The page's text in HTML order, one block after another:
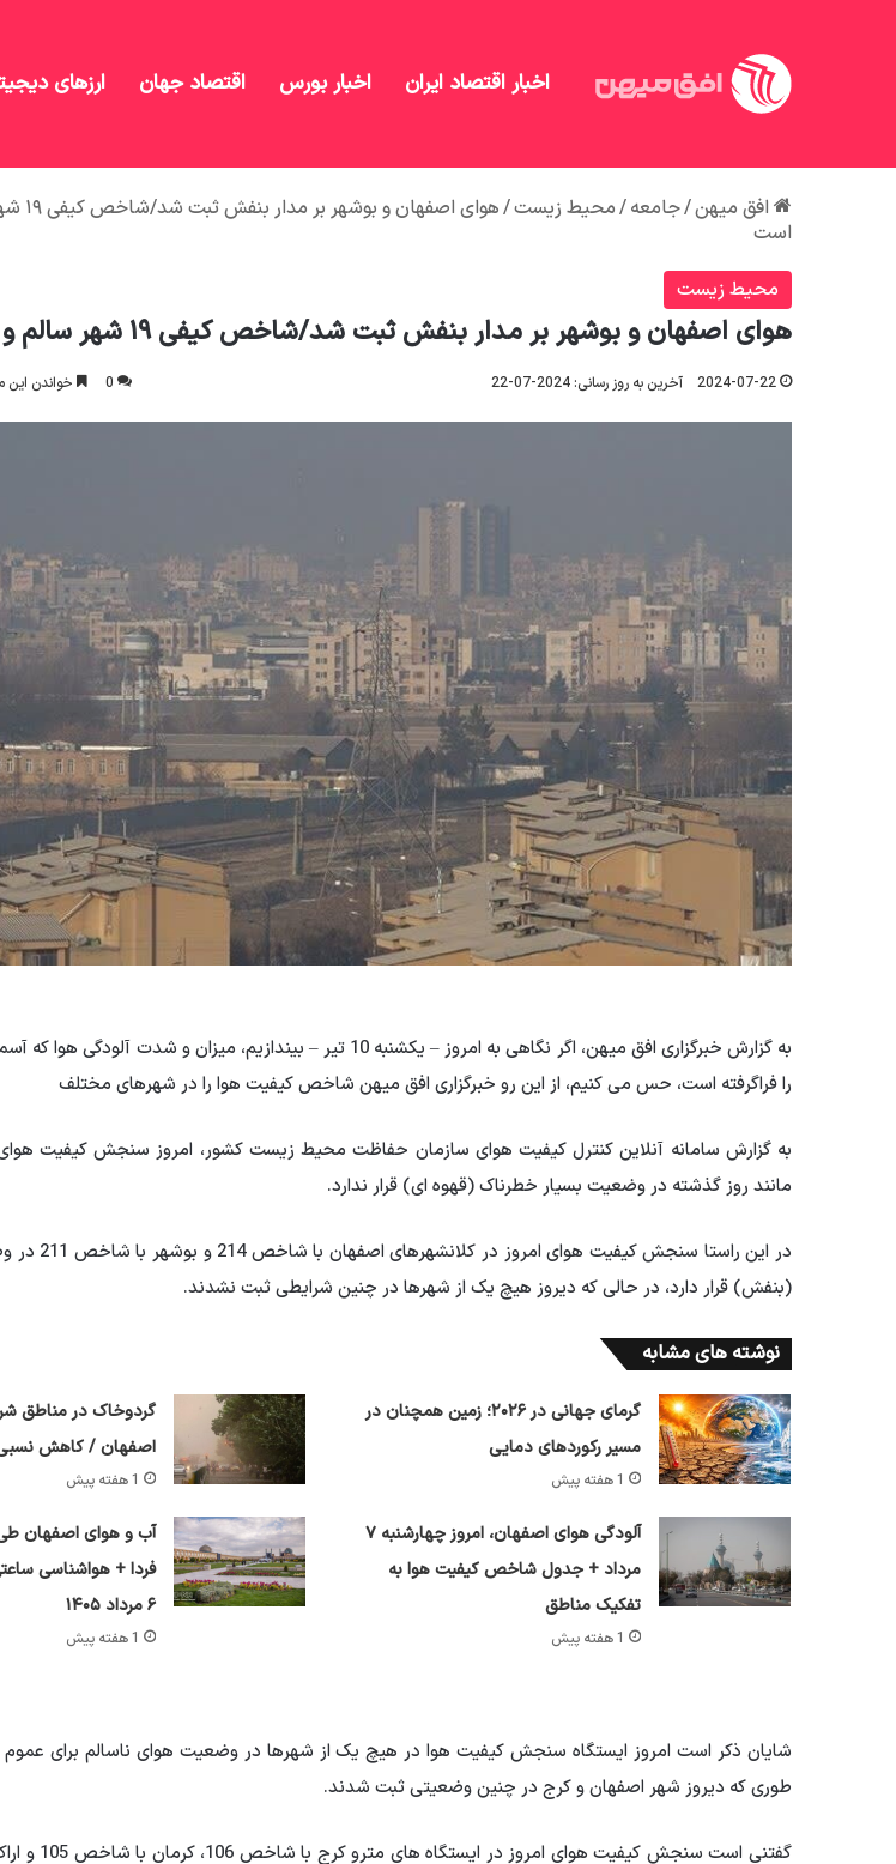
اخبار اقتصاد ایران اخبار بورس اقتصاد جهان ارزهای
افق میهن/جامعه/محیط زیست/
هوای
است
محیط زیست
هوای اصفهان و بوشهر بر مدار بنفش ثبت شد/شاخص کیفی ۱۹ شهر سالم و پاک است
2024-07-22 آخرین به روز رسانی: 2024-07-22 0 خواندن این مطلب 2
به گزارش خبرگزاری افق میهن، اگر نگاهی به امروز – یکشنبه 10 تیر – بیندازیم، میزان و
را فراگرفته است، حس می کنیم، از این رو خبرگزاری افق میهن شاخص کیفیت هوا را در شهرهای مختلف
به گزارش سامانه آنلاین کنترل کیفیت هوای سازمان حفاظت محیط زیست کشور، امروز سنجش کیفیت
مانند روز گذشته در وضعیت بسیار خطرناک (قهوه ای) قرار ندارد.
در این راستا سنجش
(بنفش) قرار دارد، در حالی که دیروز هیچ یک از شهرها در چنین شرایطی ثبت نشدند.
نوشته های مشابه
گرمای جهانی در ۲۰۲۶؛ زمین همچنان در
مسیر رکوردهای دمایی
1 هفته پیش
گردوخاک در مناطق
اصفهان / کاهش نسبی
1 هفته پیش
آلودگی هوای اصفهان، امروز چهارشنبه ۷
مرداد + جدول شاخص کیفیت هوا به
تفکیک مناطق
1 هفته پیش
آب و هوای اصفهان طی
فردا + هواشناسی
۶ مرداد ۱۴۰۵
1 هفته پیش
شایان ذکر است امروز ایستگاه سنجش کیفیت هوا در هیچ یک از شهرها در وضعیت هوای ناسالم برای عموم
طوری که دیروز شهر اصفهان و کرج در چنین وضعیتی ثبت شدند.